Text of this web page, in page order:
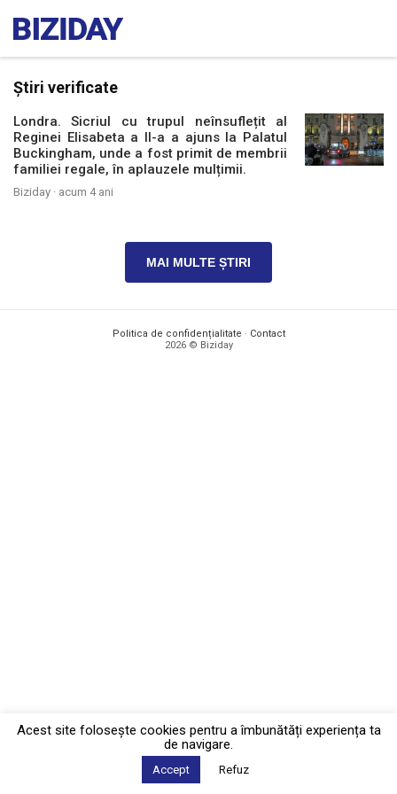
Știri verificate
Londra. Sicriul cu trupul neînsuflețit al
Reginei Elisabeta a II-a a ajuns la Palatul
Buckingham, unde a fost primit de membrii
familiei regale, în aplauzele mulțimii.
Biziday · acum 4 ani
MAI MULTE ȘTIRI
Politica de confidențialitate · Contact
2026 © Biziday
Acest site foloseşte cookies pentru a îmbunătăți experiența ta
de navigare.
Accept Refuz